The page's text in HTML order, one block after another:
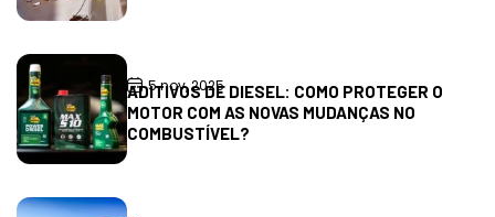
5 nov, 2025
ADITIVOS DE DIESEL: COMO PROTEGER O
MOTOR COM AS NOVAS MUDANÇAS NO
COMBUSTÍVEL?